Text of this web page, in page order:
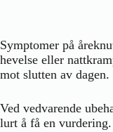
Symptomer på
hevelse eller
mot slutten av dagen.
Ved vedvarende
lurt å få en